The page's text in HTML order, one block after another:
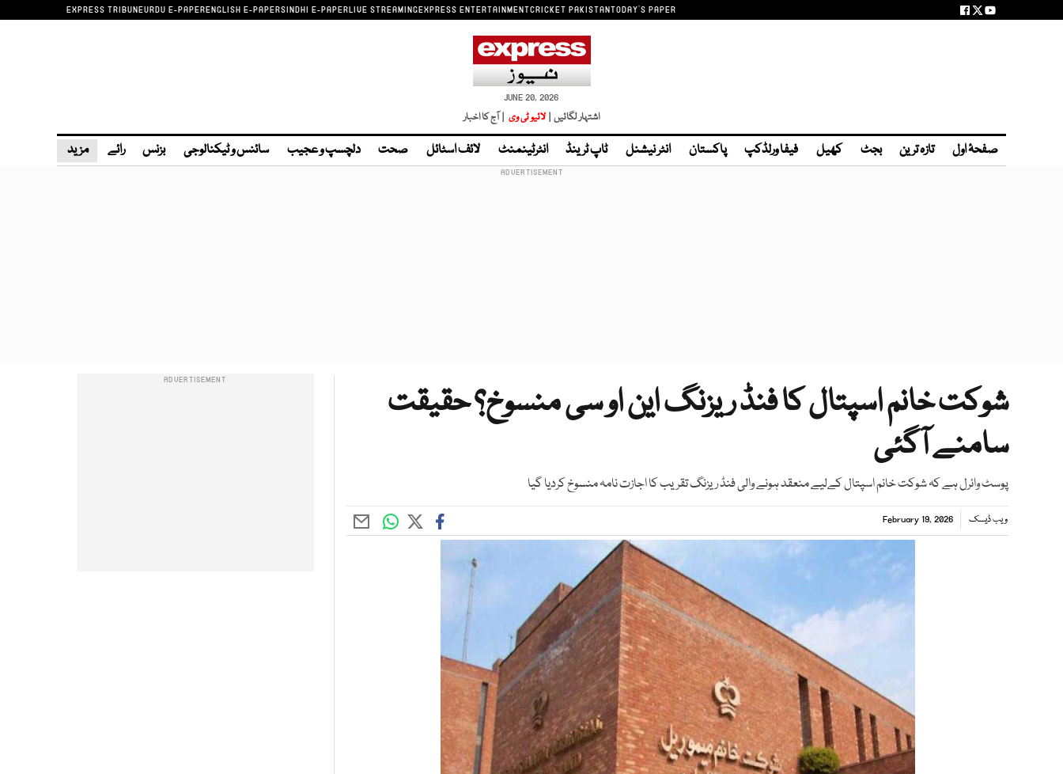
EXPRESS TRIBUNEURDU E-PAPERENGLISH E-PAPERSINDHI E-PAPERLIVE STREAMINGEXPRESS ENTERTAINMENTCRICKET PAKISTANTODAY'S PAPER
JUNE 20, 2026
اشتہار لگائیں | لائیو ٹی وی | آج کا اخبار
صفحۂ اول تازہ ترین بجٹ کھیل فیفا ورلڈکپ پاکستان انٹر نیشنل ٹاپ ٹرینڈ انٹرٹینمنٹ لائف اسٹائل صحت دلچسپ و عجیب سائنس و ٹیکنالوجی بزنس رائے مزید
شوکت خانم اسپتال کا فنڈ ریزنگ این او سی منسوخ؟ حقیقت
سامنے آگئی
پوسٹ وائرل ہے کہ شوکت خانم اسپتال کےلیے منعقد ہونے والی فنڈ ریزنگ تقریب کا اجازت نامہ منسوخ کردیا گیا
ویب ڈیسک February 19, 2026